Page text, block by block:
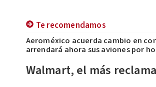
Te recomendamos
Aeroméxico acuerda cambio en
arrendará ahora sus aviones por
Walmart, el más